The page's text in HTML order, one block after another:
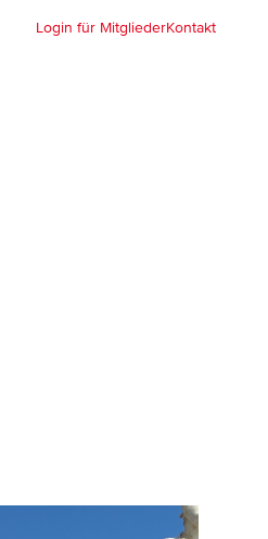
Login für MitgliederKontakt